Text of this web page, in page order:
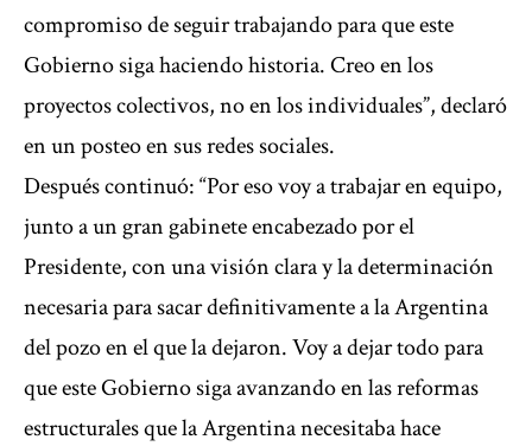
compromiso de seguir trabajando para que este
Gobierno siga haciendo historia. Creo en los
proyectos colectivos, no en los individuales”, declaró
en un posteo en sus redes sociales.
Después continuó: “Por eso voy a trabajar en equipo,
junto a un gran gabinete encabezado por el
Presidente, con una visión clara y la determinación
necesaria para sacar definitivamente a la Argentina
del pozo en el que la dejaron. Voy a dejar todo para
que este Gobierno siga avanzando en las reformas
estructurales que la Argentina necesitaba hace